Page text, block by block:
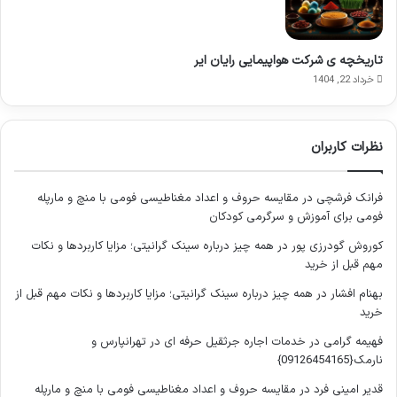
بلیط ورود را تهیه کنند.
در اطراف محوطه باستانی میرا، امکانات رفاهی مناسبی برای
گردشگران فراهم شده است. این امکانات شامل فضاهایی برای پارک
همچنین فروشگاه هایی برای خرید سوغات و صنایع دستی محلی می
شود. این تسهیلات به بازدیدکنندگان کمک می کند تا تجربه ای
راحت تر و لذت بخش تر از گشت وگذار در این سایت تاریخی داشته
باشند. همچنین، امکان اجاره قایق برای بازدید از بندر قدیمی
آندریاس و تماشای بقایای آن از طریق دریا نیز وجود دارد که تجربه
ای منحصر به فرد را ارائه می دهد.
تاریخچه شهر باستانی میرا
شهر باستانی میرا، با ریشه هایی عمیق در دل تاریخ آسیای صغیر،
داستان هزاران سال تمدن، شکوه و تحولات را روایت می کند. این
شهر که در منطقه لیکیه واقع شده، از دوران باستان تا قرون وسطی،
تاریخچه ی شرکت هواپیمایی رایان ایر
خرداد 22, 1404
نظرات کاربران
فرانک فرشچی در مقایسه حروف و اعداد مغناطیسی فومی با منچ و مارپله
فومی برای آموزش و سرگرمی کودکان
کوروش گودرزی پور در همه چیز درباره سینک گرانیتی؛ مزایا کاربردها و نکات
مهم قبل از خرید
بهنام افشار در همه چیز درباره سینک گرانیتی؛ مزایا کاربردها و نکات مهم قبل از
خرید
فهیمه گرامی در خدمات اجاره جرثقیل حرفه ای در تهرانپارس و
نارمک{09126454165}
قدیر امینی فرد در مقایسه حروف و اعداد مغناطیسی فومی با منچ و مارپله